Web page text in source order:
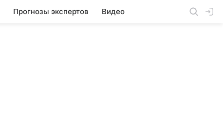
Прогнозы экспертов Видео